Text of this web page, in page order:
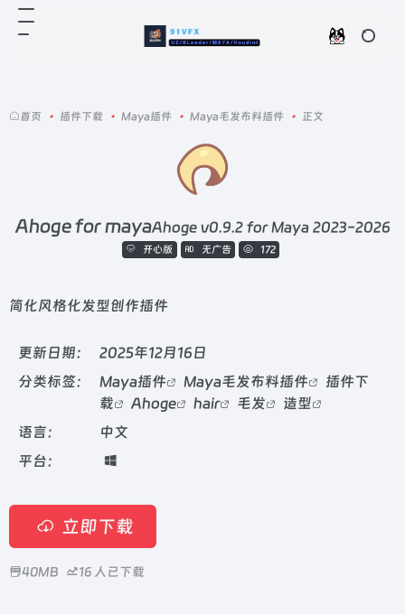
首页 • 插件下载 • Maya插件 • Maya毛发布料插件 • 正文
Ahoge for mayaAhoge v0.9.2 for Maya 2023-2026
开心版 无广告 172
简化风格化发型创作插件
更新日期：
2025年12月16日
分类标签：
Maya插件 Maya毛发布料插件
插件下
载
Ahoge hair 毛发
造型
语言：
中文
平台：
立即下载
40MB 16 人已下载